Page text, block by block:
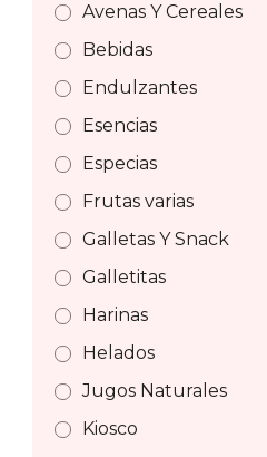
Avenas Y Cereales
Bebidas
Endulzantes
Esencias
Especias
Frutas varias
Galletas Y Snack
Galletitas
Harinas
Helados
Jugos Naturales
Kiosco